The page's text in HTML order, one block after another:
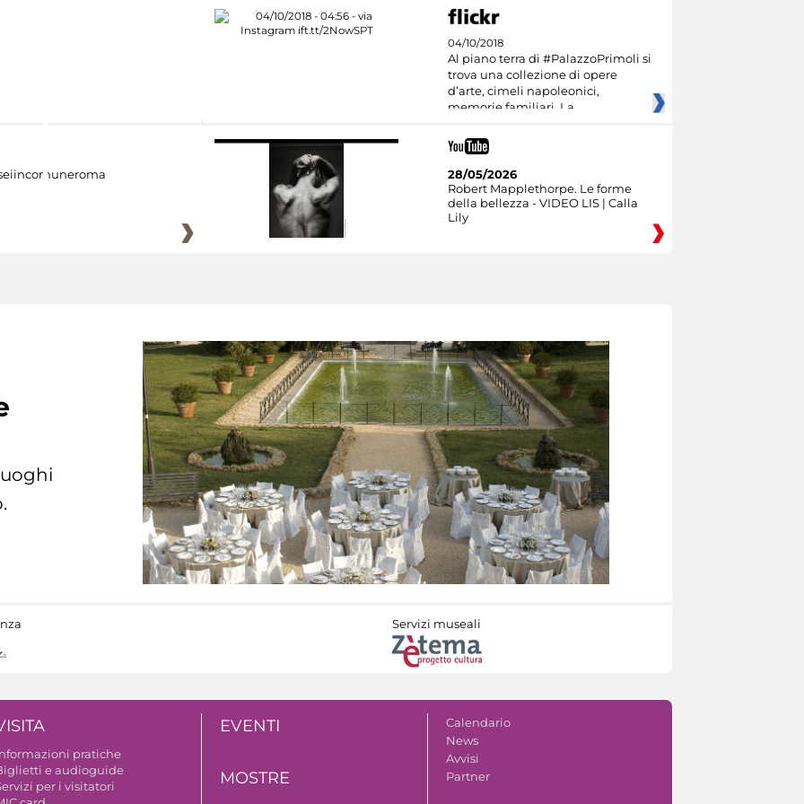
04/10/2018
Al piano terra di #PalazzoPrimoli si
trova una collezione di opere
d’arte, cimeli napoleonici,
memorie familiari. La
28/05/2026
Robert Mapplethorpe. Le forme
della bellezza - VIDEO LIS | Calla
Lily
Servizi museali
pratiche
e audioguide
per i visitatori
EVENTI
MOSTRE
Calendario
News
Avvisi
Partner